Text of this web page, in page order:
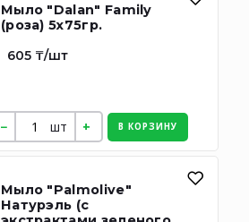
Мыло "Dalan" Family
(роза) 5х75гр.
605 ₸/шт
шт В КОРЗИНУ
Мыло "Palmolive"
Натурэль (с